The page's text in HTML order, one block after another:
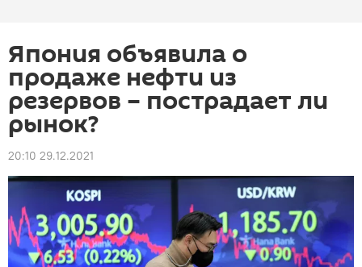
Япония объявила о
продаже нефти из
резервов – пострадает ли
рынок?
20:10 29.12.2021